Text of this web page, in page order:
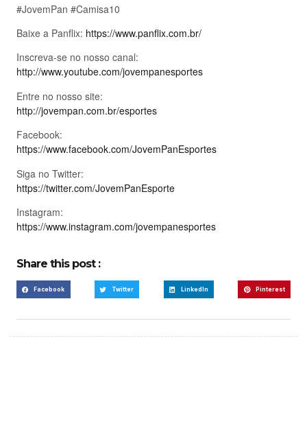
#JovemPan #Camisa10
Baixe a Panflix: https://www.panflix.com.br/
Inscreva-se no nosso canal:
http://www.youtube.com/jovempanesportes
Entre no nosso site:
http://jovempan.com.br/esportes
Facebook:
https://www.facebook.com/JovemPanEsportes
Siga no Twitter:
https://twitter.com/JovemPanEsporte
Instagram:
https://www.instagram.com/jovempanesportes
Share this post :
Facebook Twitter LinkedIn Pinterest